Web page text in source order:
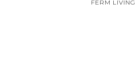
FERM LIVING